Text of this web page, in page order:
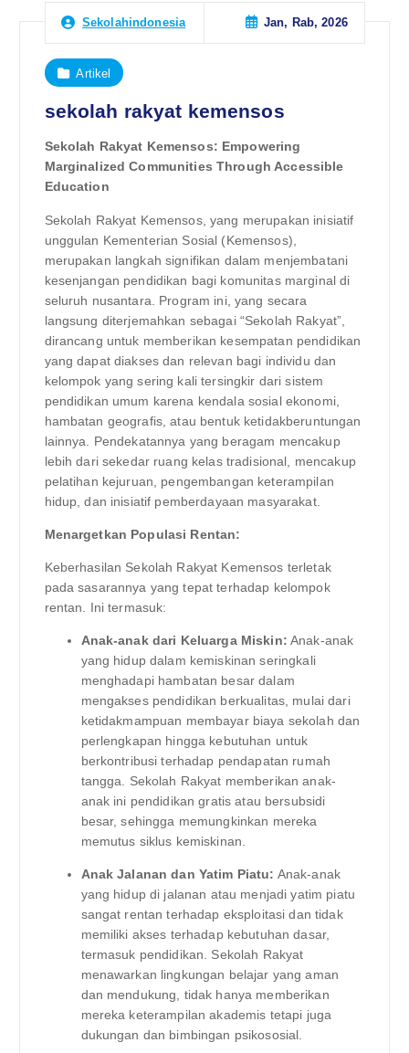
Sekolahindonesia Jan, Rab, 2026
Artikel
sekolah rakyat kemensos
Sekolah Rakyat Kemensos: Empowering
Marginalized Communities Through Accessible
Education
Sekolah Rakyat Kemensos, yang merupakan inisiatif
unggulan Kementerian Sosial (Kemensos),
merupakan langkah signifikan dalam menjembatani
kesenjangan pendidikan bagi komunitas marginal di
seluruh nusantara. Program ini, yang secara
langsung diterjemahkan sebagai “Sekolah Rakyat”,
dirancang untuk memberikan kesempatan pendidikan
yang dapat diakses dan relevan bagi individu dan
kelompok yang sering kali tersingkir dari sistem
pendidikan umum karena kendala sosial ekonomi,
hambatan geografis, atau bentuk ketidakberuntungan
lainnya. Pendekatannya yang beragam mencakup
lebih dari sekedar ruang kelas tradisional, mencakup
pelatihan kejuruan, pengembangan keterampilan
hidup, dan inisiatif pemberdayaan masyarakat.
Menargetkan Populasi Rentan:
Keberhasilan Sekolah Rakyat Kemensos terletak
pada sasarannya yang tepat terhadap kelompok
rentan. Ini termasuk:
Anak-anak dari Keluarga Miskin: Anak-anak
yang hidup dalam kemiskinan seringkali
menghadapi hambatan besar dalam
mengakses pendidikan berkualitas, mulai dari
ketidakmampuan membayar biaya sekolah dan
perlengkapan hingga kebutuhan untuk
berkontribusi terhadap pendapatan rumah
tangga. Sekolah Rakyat memberikan anak-
anak ini pendidikan gratis atau bersubsidi
besar, sehingga memungkinkan mereka
memutus siklus kemiskinan.
Anak Jalanan dan Yatim Piatu: Anak-anak
yang hidup di jalanan atau menjadi yatim piatu
sangat rentan terhadap eksploitasi dan tidak
memiliki akses terhadap kebutuhan dasar,
termasuk pendidikan. Sekolah Rakyat
menawarkan lingkungan belajar yang aman
dan mendukung, tidak hanya memberikan
mereka keterampilan akademis tetapi juga
dukungan dan bimbingan psikososial.